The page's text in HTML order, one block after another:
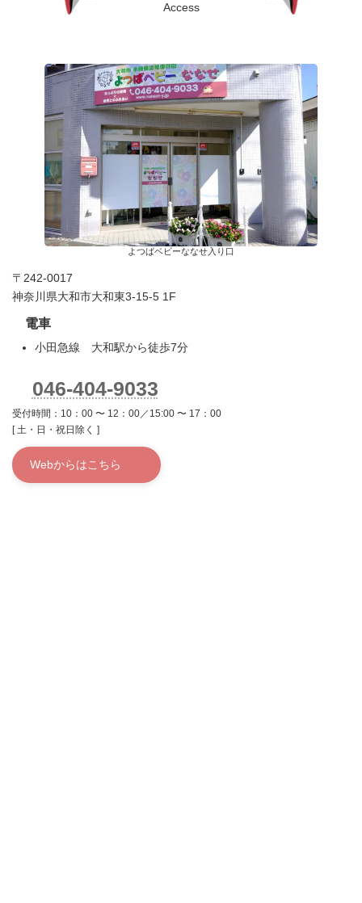
Access
よつばベビーななせ入り口
〒242-0017
神奈川県大和市大和東3-15-5 1F
電車
小田急線 大和駅から徒歩7分
046-404-9033
受付時間：10：00 〜 12：00／15:00 〜 17：00
[ 土・日・祝日除く ]
Webからはこちら